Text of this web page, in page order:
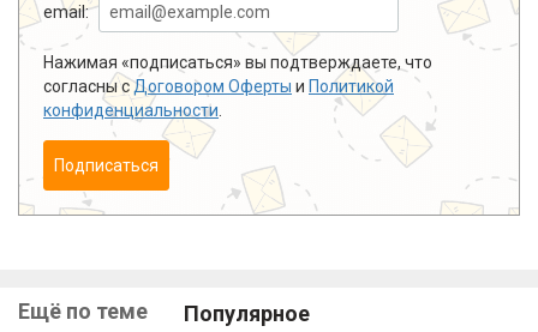
email:
Нажимая «подписаться» вы подтверждаете, что
согласны сДоговором Оферты и Политикой
конфиденциальности
Подписаться
Ещё по теме Популярное